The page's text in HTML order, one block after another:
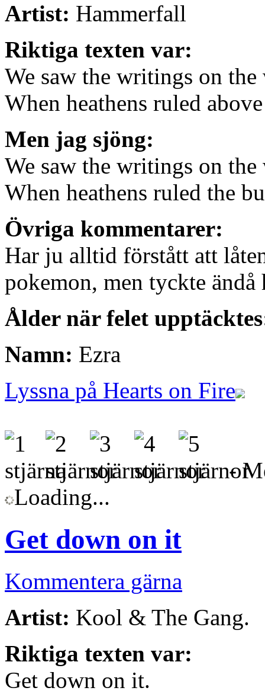
Artist: Hammerfall
Riktiga texten var:
We saw the writings on
When heathens ruled
Men jag sjöng:
We saw the writings on
When heathens ruled the
Övriga kommentarer:
Har ju alltid förstått att
pokemon, men tyckte ändå
Ålder när felet
Namn: Ezra
Lyssna på Hearts on Fire
-
Loading...
Get down on it
Kommentera gärna
Artist: Kool & The Gang.
Riktiga texten var:
Get down on it.